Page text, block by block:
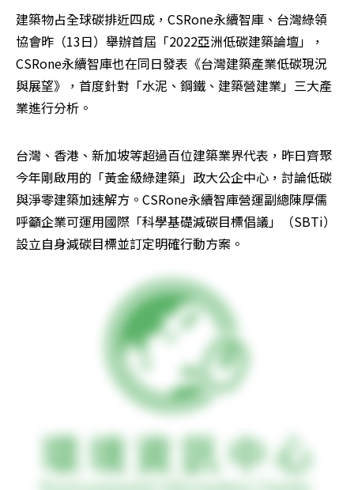
建築物占全球碳排近四成，CSRone永續智庫、台灣綠領
協會昨（13日）舉辦首屆「2022亞洲低碳建築論壇」，
CSRone永續智庫也在同日發表《台灣建築產業低碳現況
與展望》，首度針對「水泥、鋼鐵、建築營建業」三大產
業進行分析。
台灣、香港、新加坡等超過百位建築業界代表，昨日齊聚
今年剛啟用的「黃金級綠建築」政大公企中心，討論低碳
與淨零建築加速解方。CSRone永續智庫營運副總陳厚儒
呼籲企業可運用國際「科學基礎減碳目標倡議」（SBTi）
設立自身減碳目標並訂定明確行動方案。